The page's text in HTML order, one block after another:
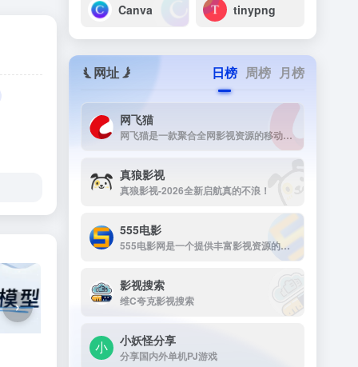
›
Canva tinypng
网址 日榜 周榜 月榜
网飞猫
网飞猫是一款聚合全网影视资源的移动端播放应用，主打免费、高画...
真狼影视
真狼影视-2026全新启航真的不浪！
555电影
555电影网是一个提供丰富影视资源的在线观看平台，致力于为用户提供高清、无广告的观影体验。该网站涵盖多种类型的影视内容，包括电影、电视剧、动漫、综艺等，满足不同观众的需求。
影视搜索
维C夸克影视搜索
小妖怪分享
分享国内外单机PJ游戏